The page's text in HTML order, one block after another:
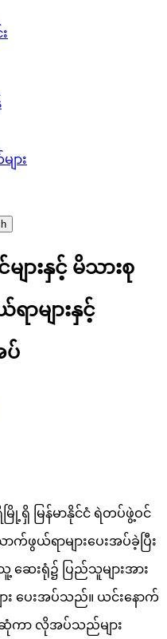
ား
ျားနှင့် မိသားစု
ာများနှင့်
ပ်
ြို့ရှိ မြန်မာနိုင်ငံ ရဲတပ်ဖွဲ့ဝင်
ာက်ဖွယ်ရာများပေးအပ်ခဲ့ပြီး
ေးရုံ၌ ပြည်သူများအား
ား ပေးအပ်သည်။ ယင်းနောက်
ေ့ဆုံကာ လိုအပ်သည်များ